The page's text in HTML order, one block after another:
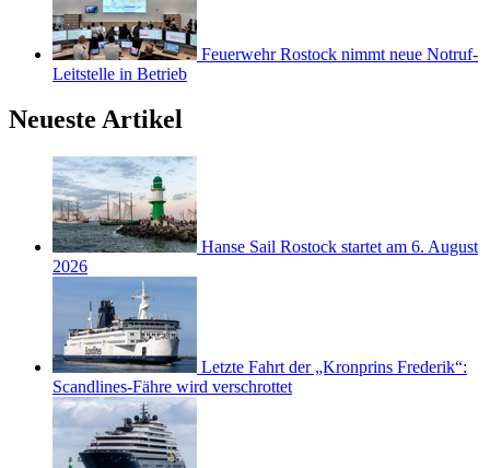
Feuerwehr Rostock nimmt neue Notruf-
Leitstelle in Betrieb
Neueste Artikel
Hanse Sail Rostock startet am 6. August
2026
Letzte Fahrt der „Kronprins Frederik“:
Scandlines-Fähre wird verschrottet